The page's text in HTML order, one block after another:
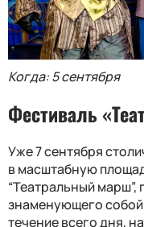
Когда: 5 сентября
Фестиваль
Уже 7 сентября
в масштабную
“Театральный марш”,
знаменующего
течение всего дня,